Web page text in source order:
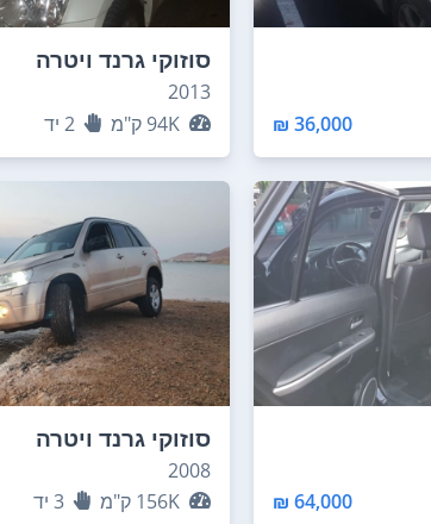
36,000 ₪
סוזוקי גרנד ויטרה
2013
94K ק"מ 2יד
64,000 ₪
סוזוקי גרנד ויטרה
2008
156K ק"מ 3יד